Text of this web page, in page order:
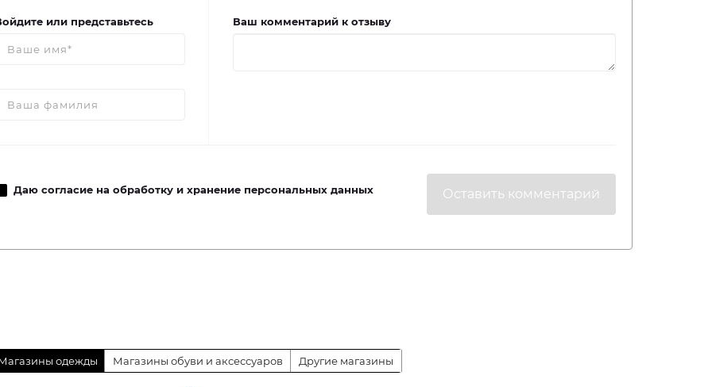
или представьтесь Ваш комментарий к отзыву
Даю согласие на обработку и хранение персональных данных
одежды Магазины обуви и аксессуаров Другие магазины